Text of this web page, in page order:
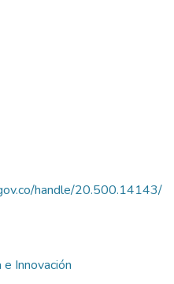
handle/20.500.14143/
Innovación